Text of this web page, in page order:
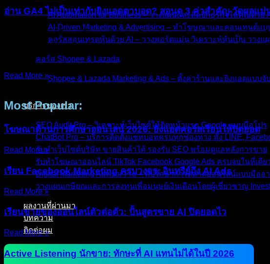
AI Automation for Business – วางแผนและติดปีกธุรกิจให้คุณด้วย
AI-Driven Marketing & Advertising – ทำโฆษณาและคอนเทนต์แ
คอร์สสอนเทรดหุ้นด้วย AI – วางพอร์ตแม่น วิเคราะห์หุ้นเป็น วางแ
คอร์ส Shopee & Lazada
Shopee & Lazada Marketing & Ads – ตั้งค่าร้านและยิงแอดแบบจั
บริการของเรา
SEO Audit Pro – วิเคราะห์เว็บไซต์ให้ติดหน้าแรก Google แบบมือโปร
ChatBot Pro – บริการติดตั้งแชทบอทครบทุกช่องทาง ทั้ง LINE,
รับทำเว็บไซต์บริษัท ขายสินค้าได้ รองรับ SEO พร้อมดูแลหลังการขาย
รับทำโฆษณาออนไลน์ TikTok Facebook Google Ads ครบจบในที่เดีย
Digital Marketing Advisor Pro – ที่ปรึกษาการตลาดออนไลน์แบบมืออ
วางแผนเกษียณและการลงทุนเพื่อมนุษย์เงินเดือนโดยผู้เชี่ยวชาญ
ผลงานที่ผ่านมา
บทความ
ติดต่อผม
อ่าน GA4 ไม่เป็นเท่ากับยิงแอดตาบอด? สอนดู 3 ค่าสำคัญ วัดผลแม่
คุณเคยมีความรู้สึกแบบนี้ไหมครับ? จ่ายเงินค่าโฆษณาให้ Facebook, TikTok
ปากว่า “ลูกค้าที่โอนเงินจริงๆ มาจากแอดตัวไหนกันแน่?” ถ้าคุณกำลังบริหารธุ
Read More »
22/Dec/2025No Comments
Most Popular:
โฆษณาด้านการศึกษาออนไลน์ 2026: ยิงแอดคอร์สเรียนให้ปิดยอด
Read More »
เรียน Facebook Marketing ครบวงจร: อินทรีย์ถึง AI Ads
Read More »
เรียนขายของออนไลน์ตัวต่อตัว: ปั้นสูตรขาย AI ปิดยอดไว
Read More »
Active Listening นักขาย: ทักษะที่ AI แทนไม่ได้ในปี 2026